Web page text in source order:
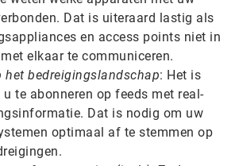
Dat is uiteraard lastig als
en access points niet in
elkaar te communiceren.
het bedreigingslandschap: Het is
te abonneren op feeds met real-
Dat is nodig om uw
optimaal af te stemmen op